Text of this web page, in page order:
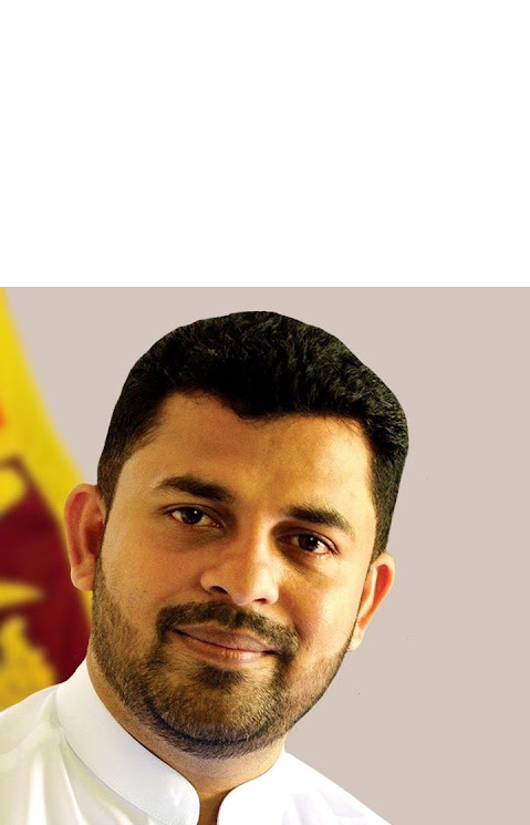
எதிரான மேல்முறையீட்டு விசாரணை செப்டம்பர் 23 வரை